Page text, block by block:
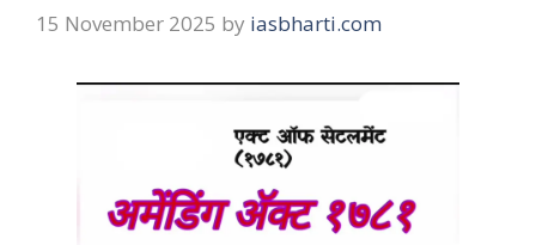
15 November 2025 by iasbharti.com